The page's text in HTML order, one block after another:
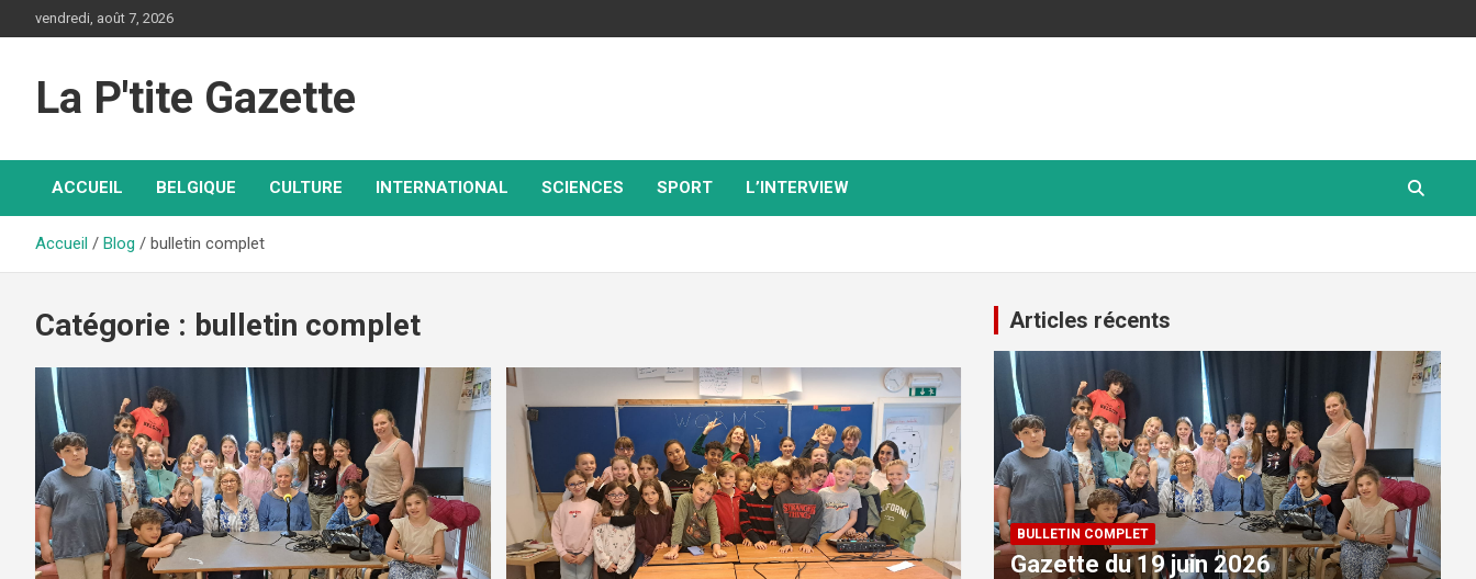
au
vendredi, août 7, 2026
La P'tite Gazette
ACCUEIL BELGIQUE CULTURE INTERNATIONAL SCIENCES SPORT L’INTERVIEW
Accueil Blog bulletin complet
Catégorie : bulletin complet Articles récents
BULLETIN COMPLET
Gazette du 19 juin 2026